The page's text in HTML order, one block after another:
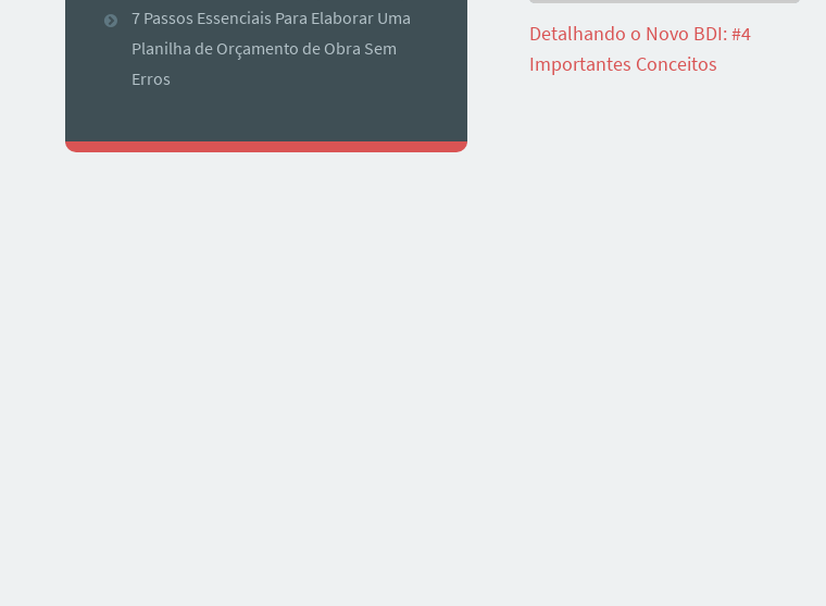
Detalhando o Novo BDI: #4
Importantes Conceitos
7 Passos Essenciais Para Elaborar Uma
Planilha de Orçamento de Obra Sem
Erros